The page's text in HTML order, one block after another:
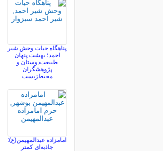
پناهگاه حیات وحش شیر
احمد؛ بهشت پنهان
طبیعت‌دوستان و
پژوهشگران
محیط‌زیست
امامزاده عبدالمهیمن(ع):
جاذبه‌ای کمتر